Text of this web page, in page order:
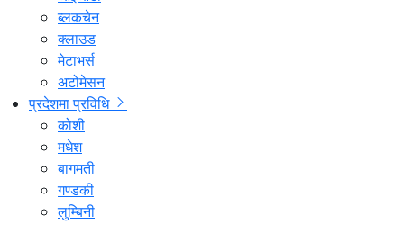
ब्लकचेन
क्लाउड
मेटाभर्स
अटोमेसन
प्रदेशमा प्रविधि
कोशी
मधेश
बागमती
गण्डकी
लुम्बिनी